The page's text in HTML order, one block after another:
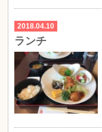
2018.04.10
ランチ